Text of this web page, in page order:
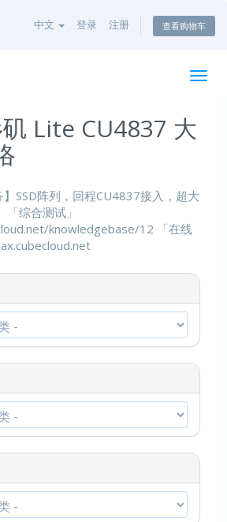
中文 登录 注册 查看购物车
切
Lite CU4837 大
】SSD阵列，回程CU4837接入，超大
综合测试」
knowledgebase/12 「在线